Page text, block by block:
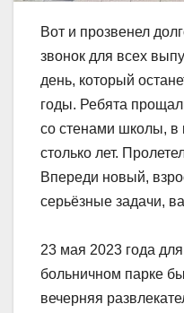
Вот и прозвенел
звонок для всех
день, который
годы. Ребята
со стенами школы, в
столько лет.
Впереди новый,
серьёзные задачи,
23 мая 2023 года
больничном парке
вечерняя